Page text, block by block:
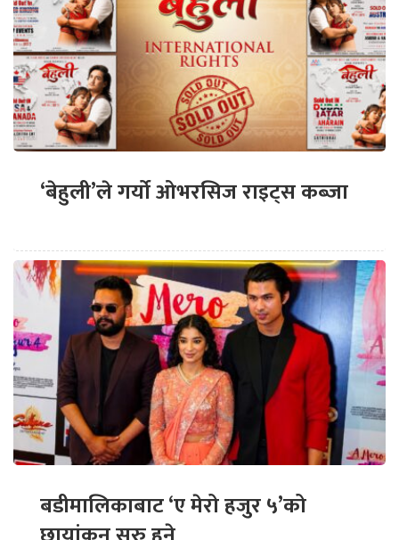
‘बेहुली’ले गर्यो ओभरसिज राइट्स कब्जा
बडीमालिकाबाट ‘ए मेरो हजुर ५’को